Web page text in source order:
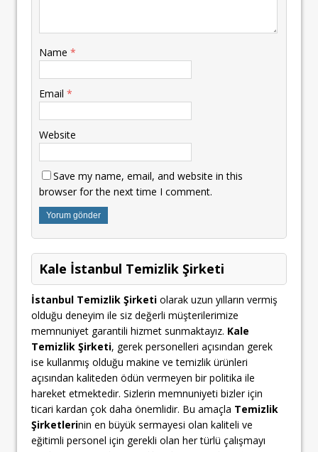
Name *
Email *
Website
Save my name, email, and website in this
browser for the next time I comment.
Kale İstanbul Temizlik Şirketi
İstanbul Temizlik Şirketi olarak uzun yılların vermiş
olduğu deneyim ile siz değerli müşterilerimize
memnuniyet garantili hizmet sunmaktayız. Kale
Temizlik Şirketi, gerek personelleri açısından gerek
ise kullanmış olduğu makine ve temizlik ürünleri
açısından kaliteden ödün vermeyen bir politika ile
hareket etmektedir. Sizlerin memnuniyeti bizler için
ticari kardan çok daha önemlidir. Bu amaçla Temizlik
Şirketlerinin en büyük sermayesi olan kaliteli ve
eğitimli personel için gerekli olan her türlü çalışmayı